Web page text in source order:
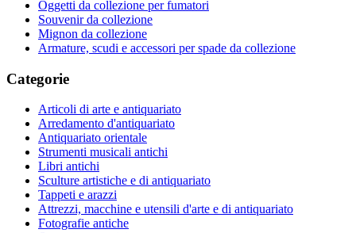
Oggetti da collezione per fumatori
Souvenir da collezione
Mignon da collezione
Armature, scudi e accessori per spade da collezione
Categorie
Articoli di arte e antiquariato
Arredamento d'antiquariato
Antiquariato orientale
Strumenti musicali antichi
Libri antichi
Sculture artistiche e di antiquariato
Tappeti e arazzi
Attrezzi, macchine e utensili d'arte e di antiquariato
Fotografie antiche